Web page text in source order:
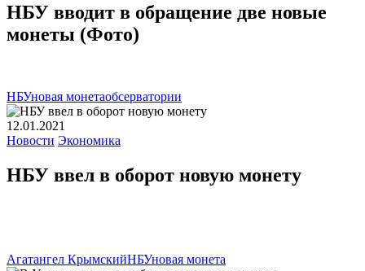
НБУ вводит в обращение две новые
монеты (Фото)
НБУновая монетаобсерватории
12.01.2021
Новости Экономика
НБУ ввел в оборот новую монету
Агатангел КрымскийНБУновая монета